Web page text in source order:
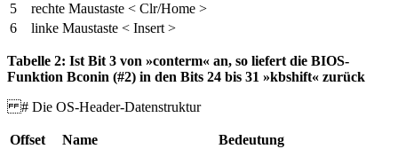
5
rechte Maustaste < Clr/Home >
6
linke Maustaste < Insert >
Tabelle 2: Ist Bit 3 von »conterm« an, so liefert die BIOS-
Funktion Bconin (#2) in den Bits 24 bis 31 »kbshift« zurück
# Die OS-Header-Datenstruktur
Offset Name
Bedeutung